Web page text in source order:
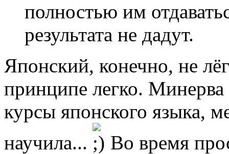
полностью им
результата не дадут.
Японский, конечно, не
принципе легко.
курсы японского языка,
научила...
Во время